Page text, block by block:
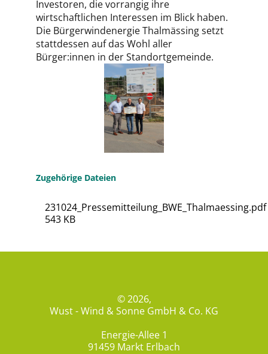
Investoren, die vorrangig ihre
wirtschaftlichen Interessen im Blick haben.
Die Bürgerwindenergie Thalmässing setzt
stattdessen auf das Wohl aller
Bürger:innen in der Standortgemeinde.
Zugehörige Dateien
231024_Pressemitteilung_BWE_Thalmaessing.pdf
543 KB
© 2026,
Wust - Wind & Sonne GmbH & Co. KG
Energie-Allee 1
91459 Markt Erlbach